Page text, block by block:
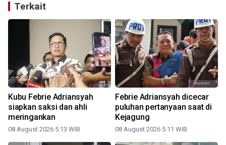
Terkait
Kubu Febrie Adriansyah
siapkan saksi dan ahli
meringankan
08 August 2026 5:13 WIB
Febrie Adriansyah dicecar
puluhan pertanyaan saat di
Kejagung
08 August 2026 5:11 WIB